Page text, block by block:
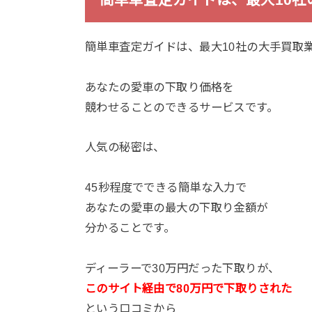
簡単車査定ガイドは、最大10社の大手買取
あなたの愛車の下取り価格を
競わせることのできるサービスです。
人気の秘密は、
45秒程度でできる簡単な入力で
あなたの愛車の最大の下取り金額が
分かることです。
ディーラーで30万円だった下取りが、
このサイト経由で80万円で下取りされた
という口コミから